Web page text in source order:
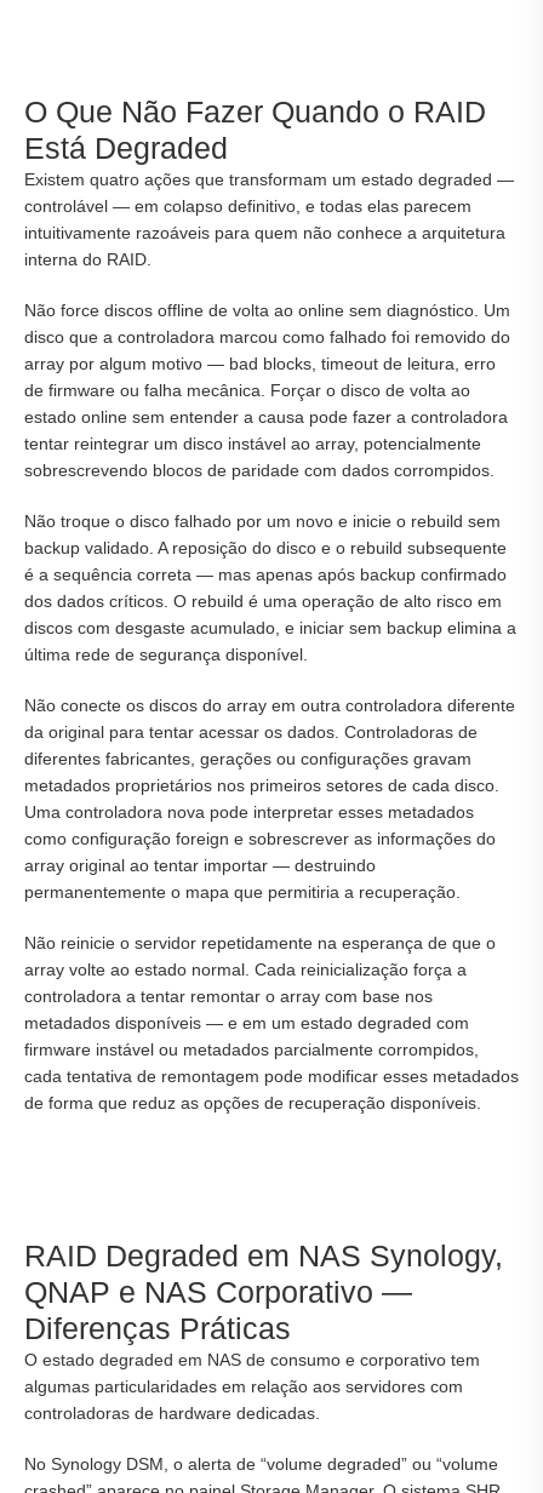
O Que Não Fazer Quando o RAID
Está Degraded
Existem quatro ações que transformam um estado degraded —
controlável — em colapso definitivo, e todas elas parecem
intuitivamente razoáveis para quem não conhece a arquitetura
interna do RAID.
Não force discos offline de volta ao online sem diagnóstico. Um
disco que a controladora marcou como falhado foi removido do
array por algum motivo — bad blocks, timeout de leitura, erro
de firmware ou falha mecânica. Forçar o disco de volta ao
estado online sem entender a causa pode fazer a controladora
tentar reintegrar um disco instável ao array, potencialmente
sobrescrevendo blocos de paridade com dados corrompidos.
Não troque o disco falhado por um novo e inicie o rebuild sem
backup validado. A reposição do disco e o rebuild subsequente
é a sequência correta — mas apenas após backup confirmado
dos dados críticos. O rebuild é uma operação de alto risco em
discos com desgaste acumulado, e iniciar sem backup elimina a
última rede de segurança disponível.
Não conecte os discos do array em outra controladora diferente
da original para tentar acessar os dados. Controladoras de
diferentes fabricantes, gerações ou configurações gravam
metadados proprietários nos primeiros setores de cada disco.
Uma controladora nova pode interpretar esses metadados
como configuração foreign e sobrescrever as informações do
array original ao tentar importar — destruindo
permanentemente o mapa que permitiria a recuperação.
Não reinicie o servidor repetidamente na esperança de que o
array volte ao estado normal. Cada reinicialização força a
controladora a tentar remontar o array com base nos
metadados disponíveis — e em um estado degraded com
firmware instável ou metadados parcialmente corrompidos,
cada tentativa de remontagem pode modificar esses metadados
de forma que reduz as opções de recuperação disponíveis.
RAID Degraded em NAS Synology,
QNAP e NAS Corporativo —
Diferenças Práticas
O estado degraded em NAS de consumo e corporativo tem
algumas particularidades em relação aos servidores com
controladoras de hardware dedicadas.
No Synology DSM, o alerta de “volume degraded” ou “volume